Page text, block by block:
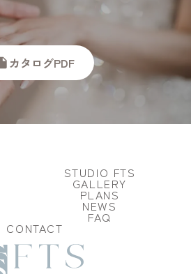
insert_drive_file カタログPDF
STUDIO FTS
GALLERY
PLANS
NEWS
FAQ
CONTACT